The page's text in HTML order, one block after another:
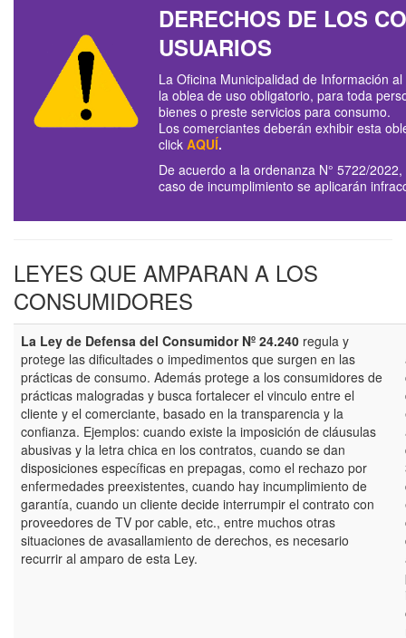
DERECHOS DE LOS
USUARIOS
La Oficina Municipalidad de Información
la oblea de uso obligatorio, para toda
bienes o preste servicios para consumo.
Los comerciantes deberán exhibir esta
click AQUÍ.
De acuerdo a la ordenanza N° 5722/
caso de incumplimiento se aplicarán
LEYES QUE AMPARAN A LOS
CONSUMIDORES
La Ley de Defensa del Consumidor Nº 24.240 regula y
protege las dificultades o impedimentos que surgen en las
prácticas de consumo. Además protege a los consumidores de
prácticas malogradas y busca fortalecer el vinculo entre el
cliente y el comerciante, basado en la transparencia y la
confianza. Ejemplos: cuando existe la imposición de cláusulas
abusivas y la letra chica en los contratos, cuando se dan
disposiciones específicas en prepagas, como el rechazo por
enfermedades preexistentes, cuando hay incumplimiento de
garantía, cuando un cliente decide interrumpir el contrato con
proveedores de TV por cable, etc., entre muchos otras
situaciones de avasallamiento de derechos, es necesario
recurrir al amparo de esta Ley.